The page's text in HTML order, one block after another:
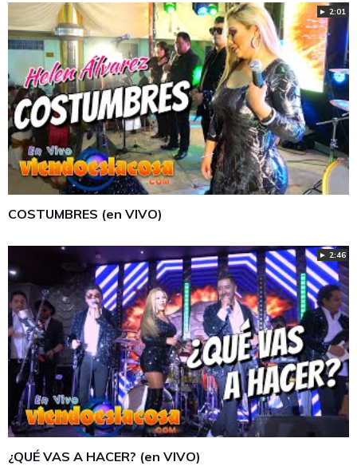
► 2:01
COSTUMBRES (en VIVO)
► 2:46
¿QUÉ VAS A HACER? (en VIVO)